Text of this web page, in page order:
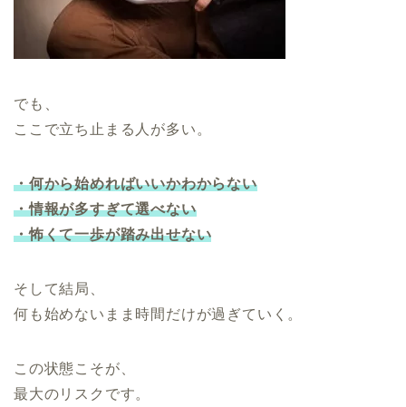
でも、
ここで立ち止まる人が多い。
・何から始めればいいかわからない
・情報が多すぎて選べない
・怖くて一歩が踏み出せない
そして結局、
何も始めないまま時間だけが過ぎていく。
この状態こそが、
最大のリスクです。